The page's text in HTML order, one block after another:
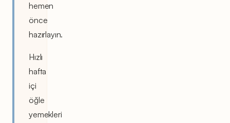
hemen
önce
hazırlayın.
Hızlı
hafta
içi
öğle
yemekleri